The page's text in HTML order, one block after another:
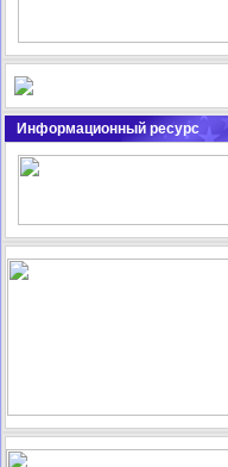
Информационный ресурс